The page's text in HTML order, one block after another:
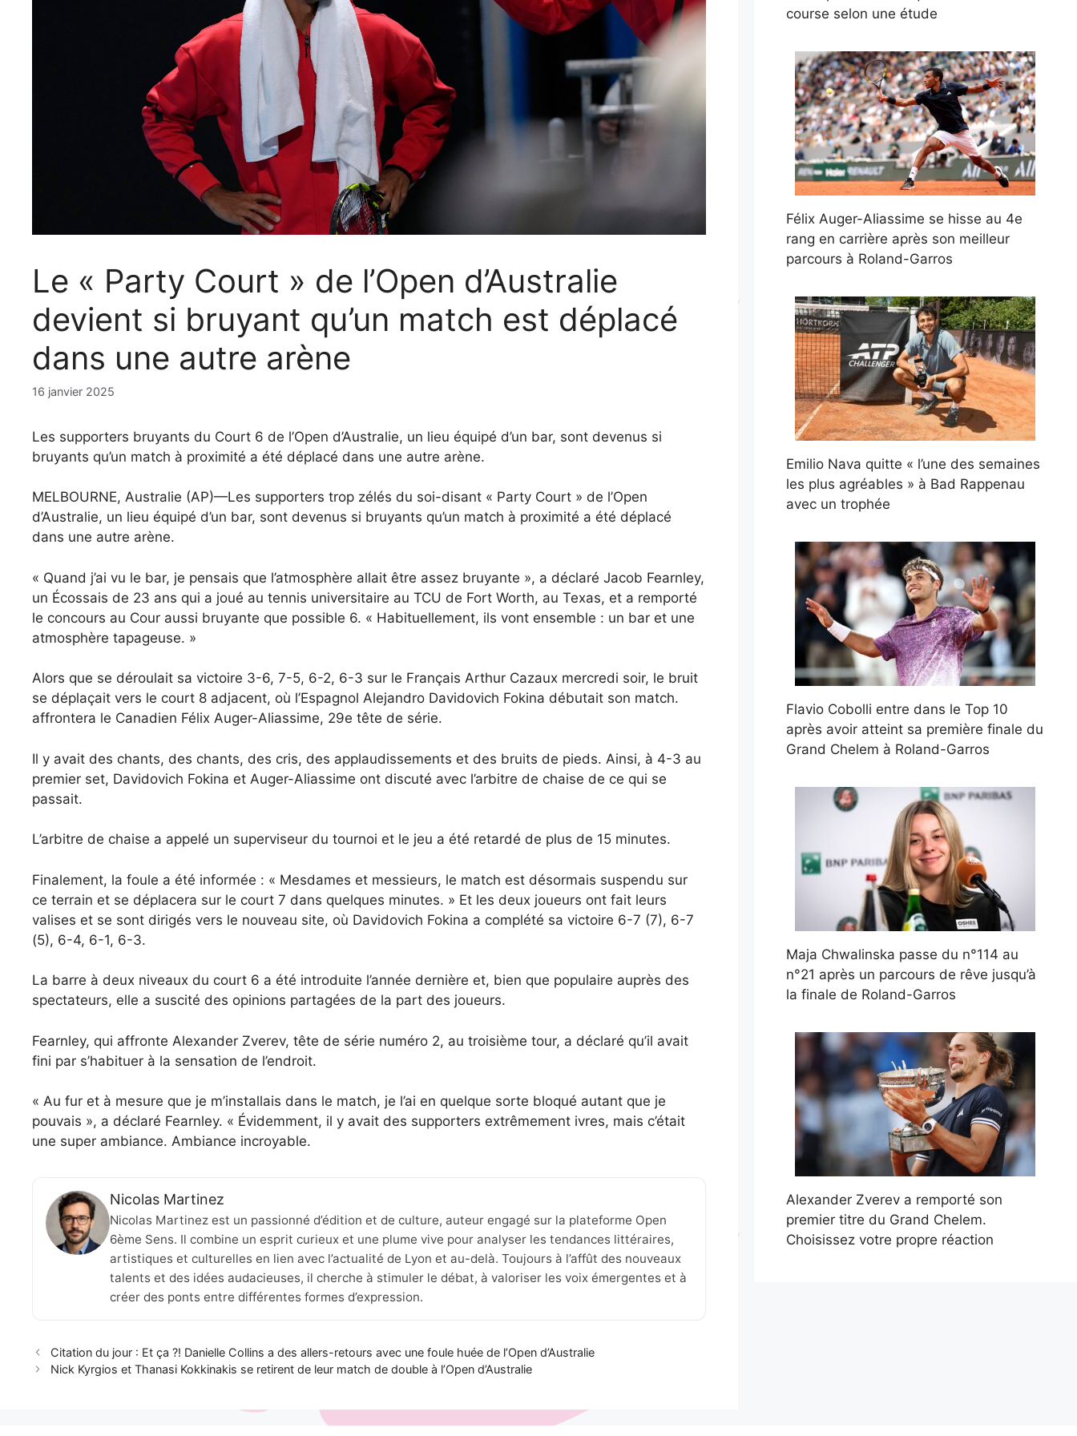
Le « Party Court » de l’Open d’Australie
devient si bruyant qu’un match est déplacé
dans une autre arène
16 janvier 2025
Les supporters bruyants du Court 6 de l’Open d’Australie, un lieu équipé d’un bar, sont devenus si
bruyants qu’un match à proximité a été déplacé dans une autre arène.
MELBOURNE, Australie (AP)—Les supporters trop zélés du soi-disant « Party Court » de l’Open
d’Australie, un lieu équipé d’un bar, sont devenus si bruyants qu’un match à proximité a été déplacé
dans une autre arène.
« Quand j’ai vu le bar, je pensais que l’atmosphère allait être assez bruyante », a déclaré Jacob Fearnley,
un Écossais de 23 ans qui a joué au tennis universitaire au TCU de Fort Worth, au Texas, et a remporté
le concours au Cour aussi bruyante que possible 6. « Habituellement, ils vont ensemble : un bar et une
atmosphère tapageuse. »
Alors que se déroulait sa victoire 3-6, 7-5, 6-2, 6-3 sur le Français Arthur Cazaux mercredi soir, le bruit
se déplaçait vers le court 8 adjacent, où l’Espagnol Alejandro Davidovich Fokina débutait son match.
affrontera le Canadien Félix Auger-Aliassime, 29e tête de série.
Il y avait des chants, des chants, des cris, des applaudissements et des bruits de pieds. Ainsi, à 4-3 au
premier set, Davidovich Fokina et Auger-Aliassime ont discuté avec l’arbitre de chaise de ce qui se
passait.
L’arbitre de chaise a appelé un superviseur du tournoi et le jeu a été retardé de plus de 15 minutes.
Finalement, la foule a été informée : « Mesdames et messieurs, le match est désormais suspendu sur
ce terrain et se déplacera sur le court 7 dans quelques minutes. » Et les deux joueurs ont fait leurs
valises et se sont dirigés vers le nouveau site, où Davidovich Fokina a complété sa victoire 6-7 (7), 6-7
(5), 6-4, 6-1, 6-3.
La barre à deux niveaux du court 6 a été introduite l’année dernière et, bien que populaire auprès des
spectateurs, elle a suscité des opinions partagées de la part des joueurs.
Fearnley, qui affronte Alexander Zverev, tête de série numéro 2, au troisième tour, a déclaré qu’il avait
fini par s’habituer à la sensation de l’endroit.
« Au fur et à mesure que je m’installais dans le match, je l’ai en quelque sorte bloqué autant que je
pouvais », a déclaré Fearnley. « Évidemment, il y avait des supporters extrêmement ivres, mais c’était
une super ambiance. Ambiance incroyable.
Nicolas Martinez
Nicolas Martinez est un passionné d’édition et de culture, auteur engagé sur la plateforme Open
6ème Sens. Il combine un esprit curieux et une plume vive pour analyser les tendances littéraires,
artistiques et culturelles en lien avec l’actualité de Lyon et au-delà. Toujours à l’affût des nouveaux
talents et des idées audacieuses, il cherche à stimuler le débat, à valoriser les voix émergentes et à
créer des ponts entre différentes formes d’expression.
Citation du jour : Et ça ?! Danielle Collins a des allers-retours avec une foule huée de l’Open d’Australie
Nick Kyrgios et Thanasi Kokkinakis se retirent de leur match de double à l’Open d’Australie
course selon une étude
Félix Auger-Aliassime se hisse au 4e
rang en carrière après son meilleur
parcours à Roland-Garros
Emilio Nava quitte « l’une des semaines
les plus agréables » à Bad Rappenau
avec un trophée
Flavio Cobolli entre dans le Top 10
après avoir atteint sa première finale du
Grand Chelem à Roland-Garros
Maja Chwalinska passe du n°114 au
n°21 après un parcours de rêve jusqu’à
la finale de Roland-Garros
Alexander Zverev a remporté son
premier titre du Grand Chelem.
Choisissez votre propre réaction